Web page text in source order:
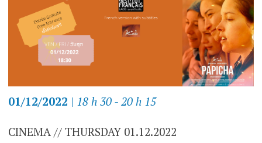
01/12/2022 | 18 h 30 - 20 h 15
CINEMA // THURSDAY 01.12.2022